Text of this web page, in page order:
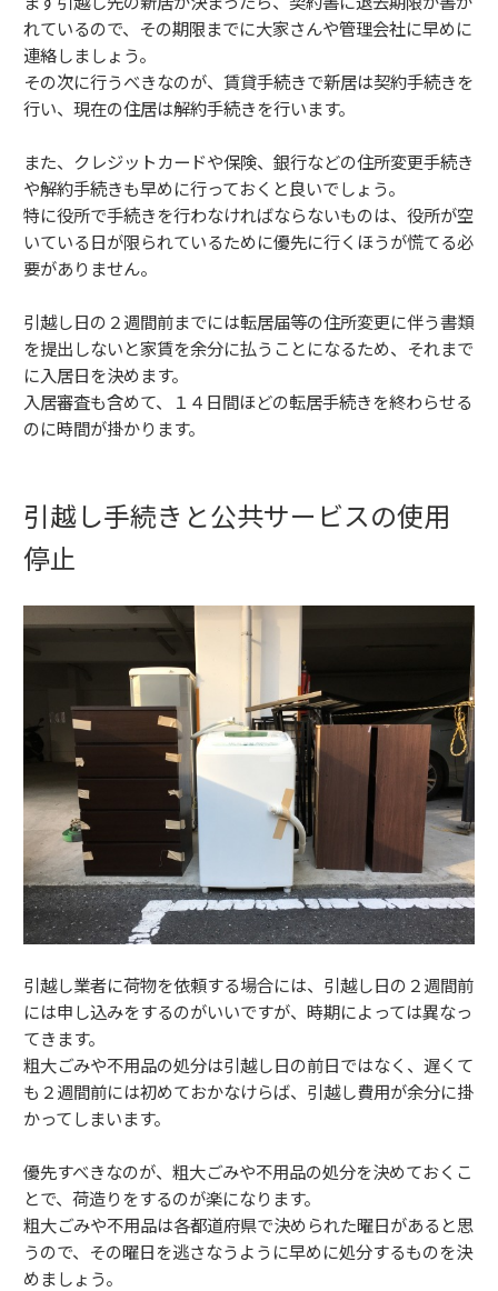
れているので、その期限までに大家さんや管理会社に早めに
連絡しましょう。
その次に行うべきなのが、賃貸手続きで新居は契約手続きを
行い、現在の住居は解約手続きを行います。
また、クレジットカードや保険、銀行などの住所変更手続き
や解約手続きも早めに行っておくと良いでしょう。
特に役所で手続きを行わなければならないものは、役所が空
いている日が限られているために優先に行くほうが慌てる必
要がありません。
引越し日の２週間前までには転居届等の住所変更に伴う書類
を提出しないと家賃を余分に払うことになるため、それまで
に入居日を決めます。
入居審査も含めて、１４日間ほどの転居手続きを終わらせる
のに時間が掛かります。
引越し手続きと公共サービスの使用
停止
引越し業者に荷物を依頼する場合には、引越し日の２週間前
には申し込みをするのがいいですが、時期によっては異なっ
てきます。
粗大ごみや不用品の処分は引越し日の前日ではなく、遅くて
も２週間前には初めておかなけらば、引越し費用が余分に掛
かってしまいます。
優先すべきなのが、粗大ごみや不用品の処分を決めておくこ
とで、荷造りをするのが楽になります。
粗大ごみや不用品は各都道府県で決められた曜日があると思
うので、その曜日を逃さなうように早めに処分するものを決
めましょう。